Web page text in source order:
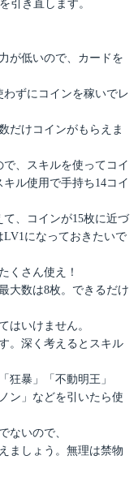
引き直します。
が低いので、カードを
ずにコインを稼いでレ
だけコインがもらえま
、スキルを使ってコイ
ル使用で手持ち14コイ
、コインが15枚に近づ
LV1になっておきたいで
くさん使え！
大数は8枚。できるだけ
はいけません。
。深く考えるとスキル
狂暴」「不動明王」
ン」などを引いたら使
ないので、
ましょう。無理は禁物